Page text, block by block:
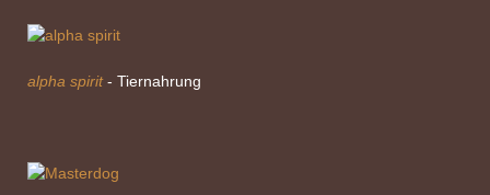
alpha spirit- Tiernahrung